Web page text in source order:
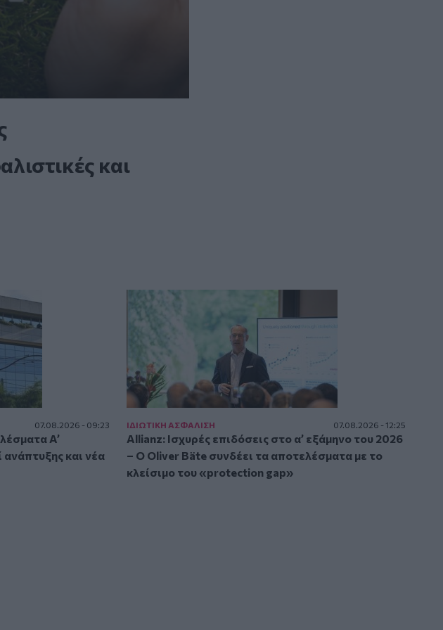
και
07.08.2026 - 09:23
A’
και νέα
ΙΔΙΩΤΙΚΗ ΑΣΦAΛΙΣΗ 07.08.2026 - 12:25
Allianz: Ισχυρές επιδόσεις στο α’ εξάμηνο του 2026
– Ο Oliver Bäte συνδέει τα αποτελέσματα με το
κλείσιμο του «protection gap»